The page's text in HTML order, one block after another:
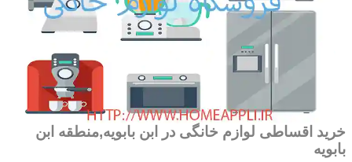
خرید اقساطی لوازم خانگی در ابن بابویه,منطقه ابن
بابویه